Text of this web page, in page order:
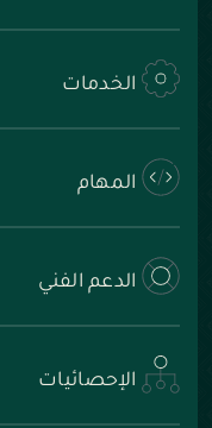
الخدمات
المهام
الدعم الفني
الإحصائيات